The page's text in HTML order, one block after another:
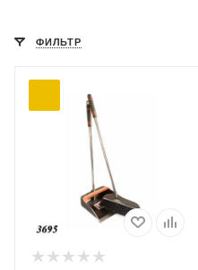
ФИЛЬТР